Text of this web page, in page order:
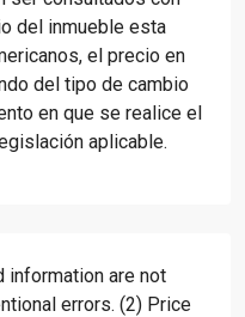
del inmueble esta
el precio en
del tipo de cambio
en que se realice el
aplicable.
information are not
errors. (2) Price